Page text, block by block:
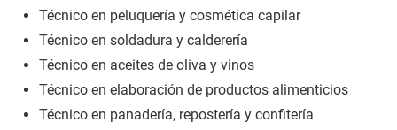
Técnico en peluquería y cosmética capilar
Técnico en soldadura y calderería
Técnico en aceites de oliva y vinos
Técnico en elaboración de productos alimenticios
Técnico en panadería, repostería y confitería